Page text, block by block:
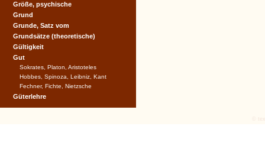
Größe, psychische
Grund
Grunde, Satz vom
Grundsätze (theoretische)
Gültigkeit
Gut
Sokrates, Platon, Aristoteles
Hobbes, Spinoza, Leibniz, Kant
Fechner, Fichte, Nietzsche
Güterlehre